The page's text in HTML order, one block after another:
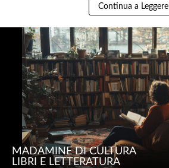
Continua a Leggere
MADAMINE DI CULTURA
LIBRI E LETTERATURA